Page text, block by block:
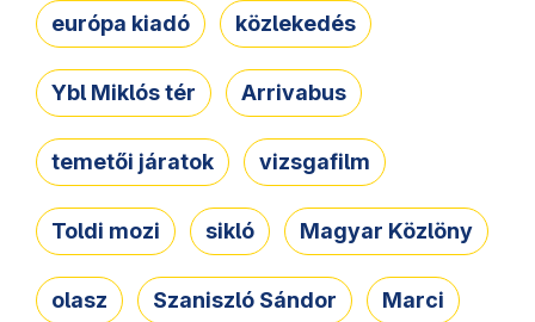
európa kiadó közlekedés
Ybl Miklós tér Arrivabus
temetői járatok vizsgafilm
Toldi mozi sikló Magyar Közlöny
olasz Szaniszló Sándor Marci